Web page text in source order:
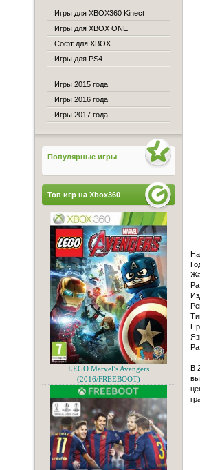
В
Игры для XBOX360 Kinect
Игры для XBOX ONE
Софт для XBOX
Игры для PS4
Игры 2015 года
Игры 2016 года
Игры 2017 года
Популярные игры
Топ игр на Xbox360
LEGO Marvel’s Avengers
(2016/FREEBOOT)